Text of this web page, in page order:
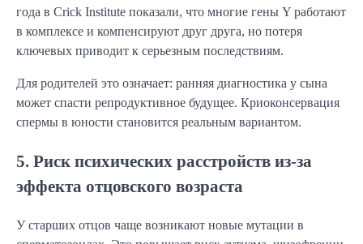
года в Crick Institute показали, что многие гены Y работают
в комплексе и компенсируют друг друга, но потеря
ключевых приводит к серьезным последствиям.
Для родителей это означает: ранняя диагностика у сына
может спасти репродуктивное будущее. Криоконсервация
спермы в юности становится реальным вариантом.
5. Риск психических расстройств из-за
эффекта отцовского возраста
У старших отцов чаще возникают новые мутации в